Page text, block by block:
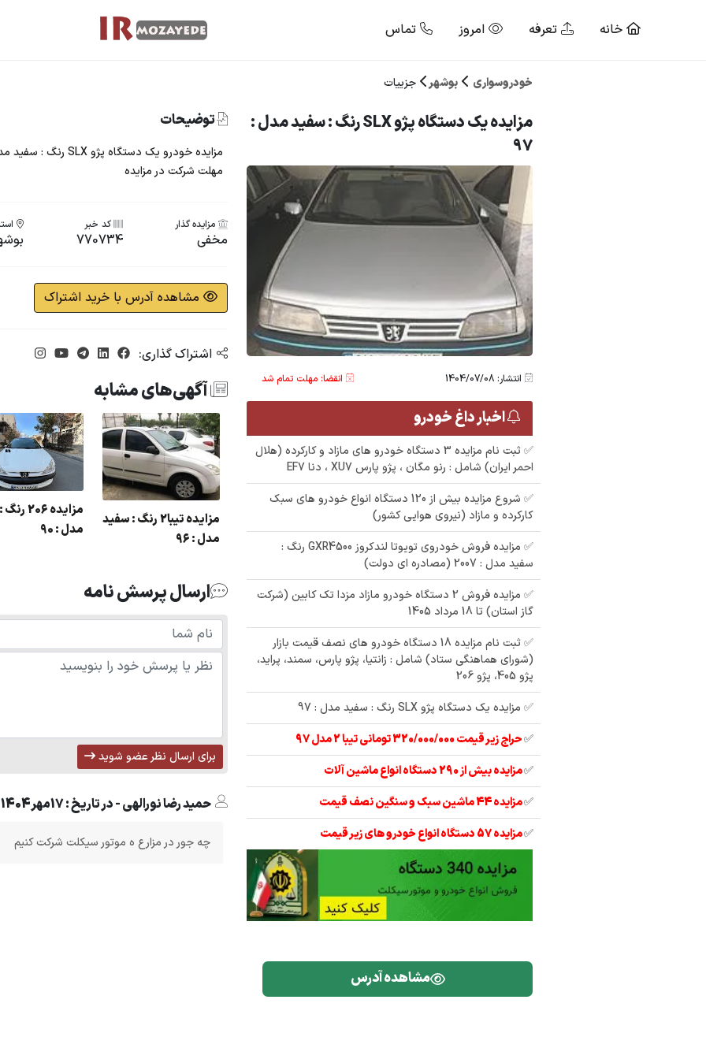
خانه تعرفه امروز تماس
خودروسواری بوشهر جزییات
مزایده یک دستگاه پژو SLX رنگ : سفید مدل :
97
انتشار: 1404/07/08 انقضا: مهلت تمام شد
اخبار داغ خودرو
✅ ثبت نام مزایده 3 دستگاه خودرو های مازاد و کارکرده (هلال
احمر ایران) شامل : رنو مگان ، پژو پارس XU7 ، دنا EF7
✅ شروع مزایده بیش از 120 دستگاه انواع خودرو های سبک
کارکرده و مازاد (نیروی هوایی کشور)
✅ مزایده فروش خودروی تویوتا لندکروز GXR4500 رنگ :
سفید مدل : 2007 (مصادره ای دولت)
✅ مزایده فروش 2 دستگاه خودرو مازاد مزدا تک کابین (شرکت
گاز استان) تا 18 مرداد 1405
✅ ثبت نام مزایده 18 دستگاه خودرو های نصف قیمت بازار
(شورای هماهنگی ستاد) شامل : زانتیا، پژو پارس، سمند، پراید،
پژو 405، پژو 206
✅ مزایده یک دستگاه پژو SLX رنگ : سفید مدل : 97
✅حراج زیر قیمت 320/000/000 تومانی تیبا 2 مدل 97
✅مزایده بیش از 290 دستگاه انواع ماشین آلات
✅مزایده 44 ماشین سبک و سنگین نصف قیمت
✅مزایده 57 دستگاه انواع خودرو های زیر قیمت
مشاهده آدرس
توضیحات
مهلت شرکت در مزایده
مزایده گذار
مخفی
کد خبر
770734
مشاهده آدرس با خرید اشتراک
اشتراک گذاری:
آگهی‌های مشابه
مزایده
مدل : 90
مزایده تیبا2 رنگ : سفید
مدل : 96
مزایده 405 رنگ :
خاکستری مدل : 91 در
بوشهر
مزایده ششدانگ یک
دستگاه سواری پژو 405
(مدل 1394 )
مزایده 206 رنگ : سفید
ارسال پرسش نامه
برای ارسال نظر عضو شوید
حمید رضا نورالهی - در تاریخ : 17مهر1404
چه جور در مزارع ه موتور سیکلت شرکت کنیم